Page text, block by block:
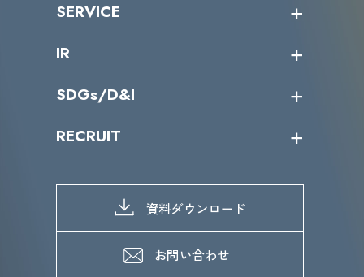
ミッション／ビジョン
パートナー企業一覧
サイバーニュース
SERVICE
カテゴリー別サービス一覧
IR
IRカレンダー
IRライブラリー
よくあるご質問
SDGs/D&I
当グループのマテリアリティ
SDGs推進体制
D&Iの取り組み
RECRUIT
募集職種一覧
メッセージ
メンバーインタビュー
資料ダウンロード
お問い合わせ